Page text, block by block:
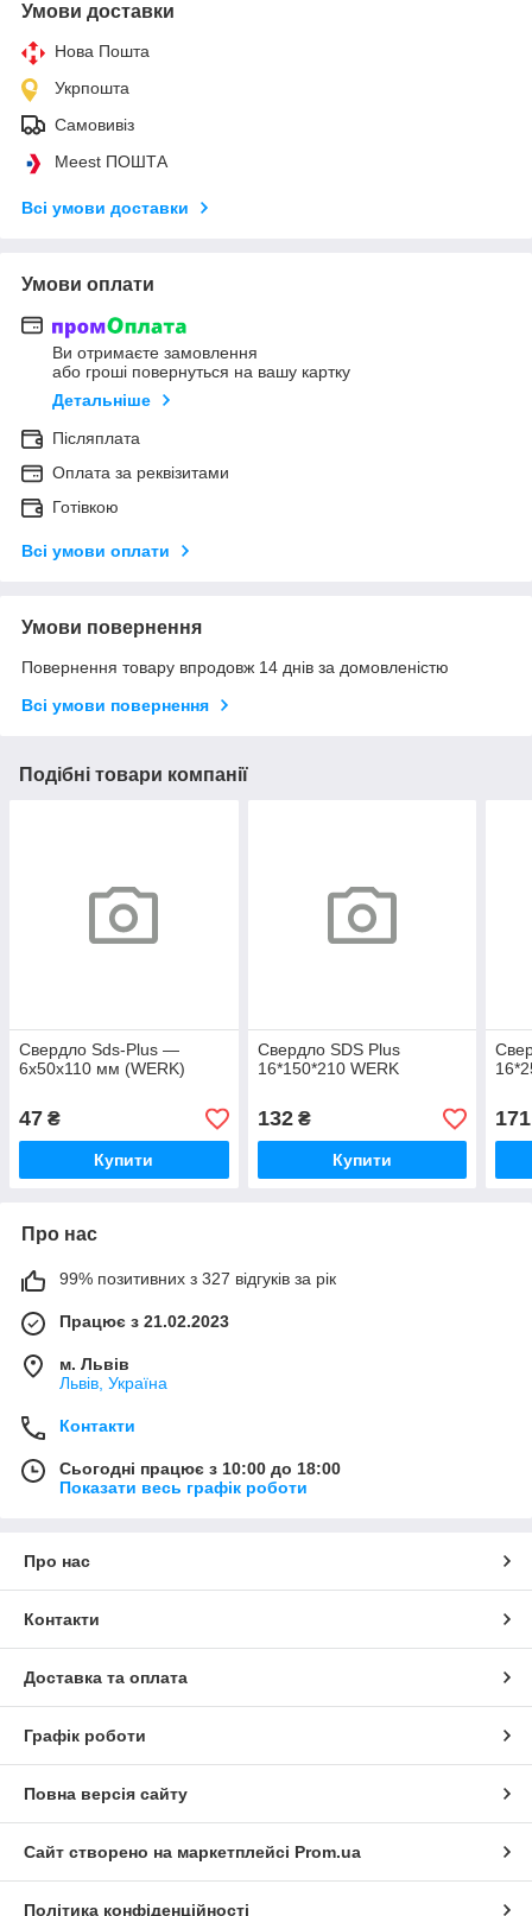
Умови доставки
Нова Пошта
Укрпошта
Самовивіз
Meest ПОШТА
Всі умови доставки
Умови оплати
Ви отримаєте замовлення
або гроші повернуться на вашу картку
Детальніше
Післяплата
Оплата за реквізитами
Готівкою
Всі умови оплати
Умови повернення
Повернення товару впродовж 14 днів за домовленістю
Всі умови повернення
Подібні товари компанії
Свердло Sds-Plus —
6х50х110 мм (WERK)
47 ₴
Купити
Свердло SDS Plus
16*150*210 WERK
132₴
Купити
171
Про нас
99% позитивних з 327 відгуків за рік
Працює з 21.02.2023
м. Львів
Львів, Україна
Контакти
Сьогодні працює з 10:00 до 18:00
Показати весь графік роботи
Про нас
Контакти
Доставка та оплата
Графік роботи
Повна версія сайту
Сайт створено на маркетплейсі Prom.ua
Політика конфіденційності